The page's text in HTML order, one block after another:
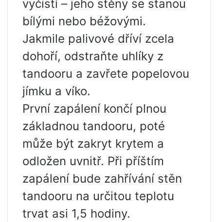
vyčistí – jeho stěny se stanou
bílými nebo béžovými.
Jakmile palivové dříví zcela
dohoří, odstraňte uhlíky z
tandooru a zavřete popelovou
jímku a víko.
První zapálení končí plnou
základnou tandooru, poté
může být zakryt krytem a
odložen uvnitř. Při příštím
zapálení bude zahřívání stěn
tandooru na určitou teplotu
trvat asi 1,5 hodiny.